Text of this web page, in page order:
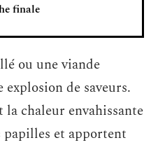
finale
ou une viande
explosion de saveurs.
la chaleur envahissante
et apportent